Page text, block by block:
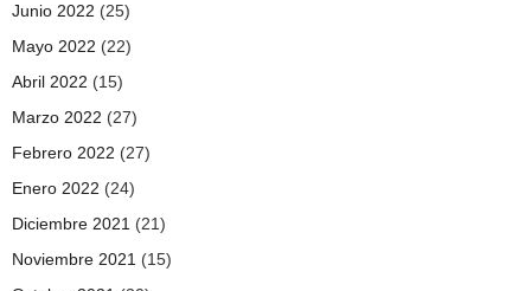
Junio 2022 (25)
Mayo 2022 (22)
Abril 2022 (15)
Marzo 2022 (27)
Febrero 2022 (27)
Enero 2022 (24)
Diciembre 2021 (21)
Noviembre 2021 (15)